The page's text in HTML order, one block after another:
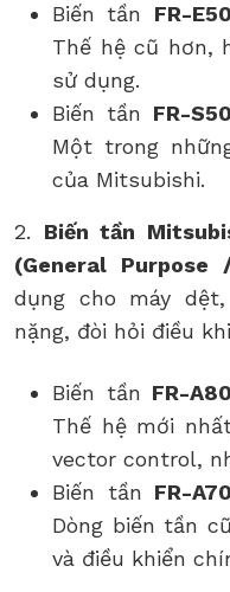
Biến tần FR-
Thế hệ cũ hơn,
sử dụng.
Biến tần FR-
Một trong
của Mitsubishi.
2. Biến tần
(General Purpose
dụng cho máy
nặng, đòi hỏi điều
Biến tần FR-
Thế hệ mới
vector control,
Biến tần FR-
Dòng biến tần
và điều khiển